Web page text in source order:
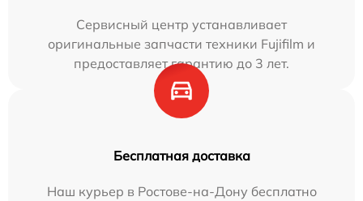
Сервисный центр устанавливает
оригинальные запчасти техники Fujifilm и
предоставляет гарантию до 3 лет.
Бесплатная доставка
Наш курьер в Ростове-на-Дону бесплатно